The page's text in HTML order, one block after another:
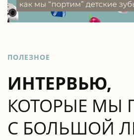
ПОЛЕЗНОЕ
ИНТЕРВЬЮ,
КОТОРЫЕ МЫ
С БОЛЬШОЙ